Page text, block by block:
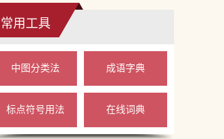
常用工具
中图分类法 成语字典
标点符号用法 在线词典